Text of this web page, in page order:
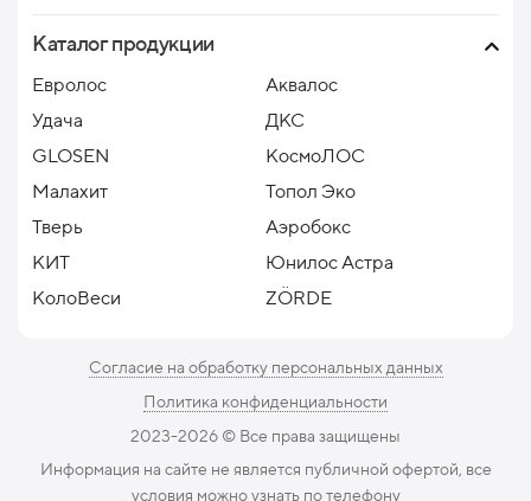
Каталог продукции
Евролос
Аквалос
Удача
ДКС
GLOSEN
КосмоЛОС
Малахит
Топол Эко
Тверь
Аэробокс
КИТ
Юнилос Астра
КолоВеси
ZÖRDE
Согласие на обработку персональных данных
Политика конфиденциальности
2023-2026 ©️ Все права защищены
Информация на сайте не является публичной офертой, все
условия можно узнать по телефону